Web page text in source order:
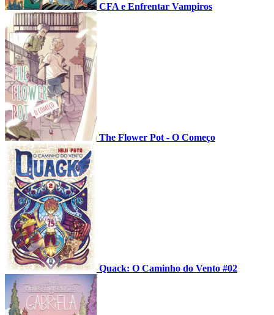
CFA e Enfrentar Vampiros
The Flower Pot - O Começo
Quack: O Caminho do Vento #02